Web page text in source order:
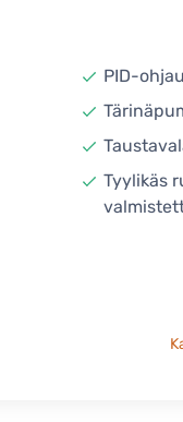
PID-
Tyylikäs